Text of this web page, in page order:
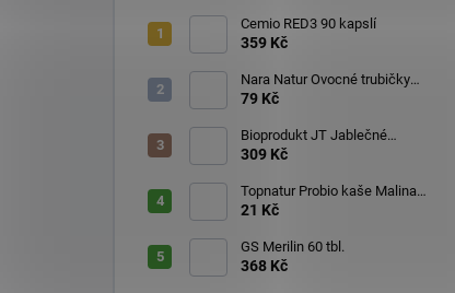
Cemio RED3 90 kapslí
359 Kč
Nara Natur Ovocné trubičky
Lavaš 140 g
79 Kč
Bioprodukt JT Jablečné
trubičky 43 ks (540 g)
309 Kč
Topnatur Probio kaše Malina
60 g
21 Kč
GS Merilin 60 tbl.
368 Kč